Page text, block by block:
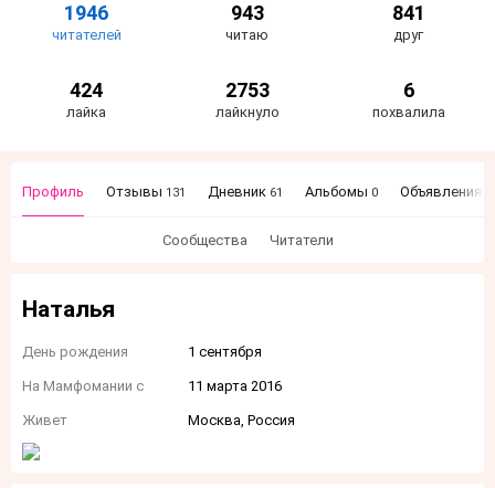
1946
читателей
943
читаю
841
друг
424
лайка
2753
лайкнуло
6
похвалила
Профиль Отзывы 131 Дневник 61 Альбомы 0 Объявления
Сообщества Читатели
Наталья
День рождения 1 сентября
На Мамфомании с 11 марта 2016
Живет Москва, Россия